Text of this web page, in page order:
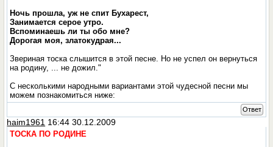
Ночь прошла, уж не спит Бухарест,
Занимается серое утро.
Вспоминаешь ли ты обо мне?
Дорогая моя, златокудрая...
Звериная тоска слышится в этой песне. Но не успел он вернуться
на родину, ... не дожил."
С несколькими народными вариантами этой чудесной песни мы
можем познакомиться ниже:
Ответ
haim1961 16:44 30.12.2009
ТОСКА ПО РОДИНЕ